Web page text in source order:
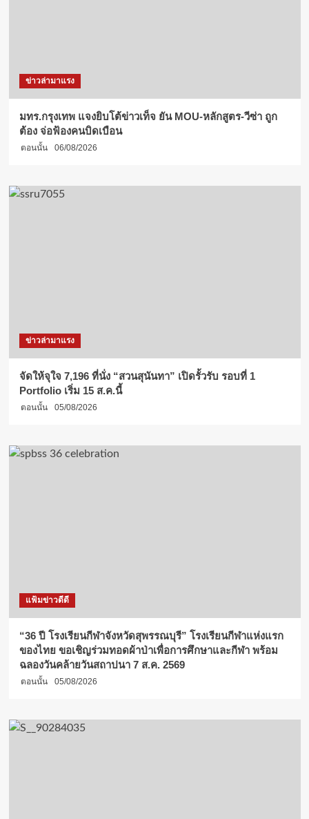
ข่าวล่ามาแรง
มทร.กรุงเทพ แจงยิบโต้ข่าวเท็จ ยัน MOU-หลักสูตร-วีซ่า ถูก
ต้อง จ่อฟ้องคนบิดเบือน
ตอนนั้น 06/08/2026
ข่าวล่ามาแรง
จัดให้จุใจ 7,196 ที่นั่ง “สวนสุนันทา” เปิดรั้วรับ รอบที่ 1
Portfolio เริ่ม 15 ส.ค.นี้
ตอนนั้น 05/08/2026
แฟ้มข่าวดีดี
“36 ปี โรงเรียนกีฬาจังหวัดสุพรรณบุรี” โรงเรียนกีฬาแห่งแรก
ของไทย ขอเชิญร่วมทอดผ้าป่าเพื่อการศึกษาและกีฬา พร้อม
ฉลองวันคล้ายวันสถาปนา 7 ส.ค. 2569
ตอนนั้น 05/08/2026